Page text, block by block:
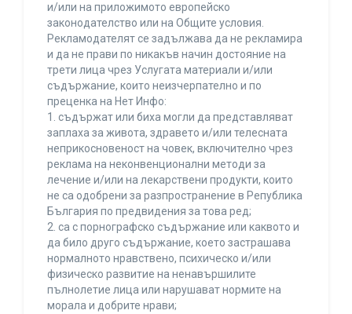
и/или на приложимото европейско
законодателство или на Общите условия.
Рекламодателят се задължава да не рекламира
и да не прави по никакъв начин достояние на
трети лица чрез Услугата материали и/или
съдържание, които неизчерпателно и по
преценка на Нет Инфо:
1. съдържат или биха могли да представляват
заплаха за живота, здравето и/или телесната
неприкосновеност на човек, включително чрез
реклама на неконвенционални методи за
лечение и/или на лекарствени продукти, които
не са одобрени за разпространение в Република
България по предвидения за това ред;
2. са с порнографско съдържание или каквото и
да било друго съдържание, което застрашава
нормалното нравствено, психическо и/или
физическо развитие на ненавършилите
пълнолетие лица или нарушават нормите на
морала и добрите нрави;